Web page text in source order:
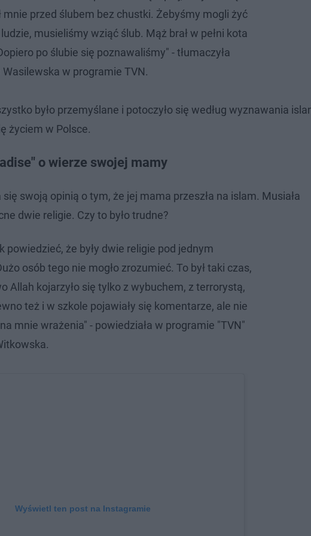
mnie przed ślubem bez chustki. Żebyśmy mogli żyć
musieliśmy wziąć ślub. Mąż brał w pełni kota
po ślubie się poznawaliśmy" - tłumaczyła
Wasilewska w programie TVN.
było przemyślane i potoczyło się według wyznawania
życiem w Polsce.
o wierze swojej mamy
swoją opinią o tym, że jej mama przeszła na islam. Musiała
dwie religie. Czy to było trudne?
powiedzieć, że były dwie religie pod jednym
osób tego nie mogło zrozumieć. To był taki czas,
Allah kojarzyło się tylko z wybuchem, z terrorystą,
też i w szkole pojawiały się komentarze, ale nie
mnie wrażenia" - powiedziała w programie "TVN"
Wyświetl ten post na Instagramie